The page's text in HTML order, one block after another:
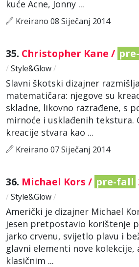
kuće Acne, Jonny ...
Kreirano 08 Siječanj 2014
35. Christopher Kane /
/ Style&Glow/
Slavni škotski dizajner
matematičara: njegove su
skladne, likovno razrađene, s
mirnoće i usklađenih tekstura.
kreacije stvara kao ...
Kreirano 07 Siječanj 2014
36. Michael Kors / pre-fall
/ Style&Glow/
Američki je dizajner Michael
jesen pretpostavio korištenje
jarko crvenu, svijetlo plavu i
glavni elementi nove kolekcije,
klasičnim ...